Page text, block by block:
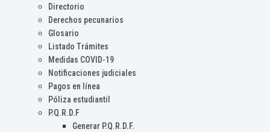
Directorio
Derechos pecunarios
Glosario
Listado Trámites
Medidas COVID-19
Notificaciones judiciales
Pagos en línea
Póliza estudiantil
P.Q.R.D.F
Generar P.Q.R.D.F.